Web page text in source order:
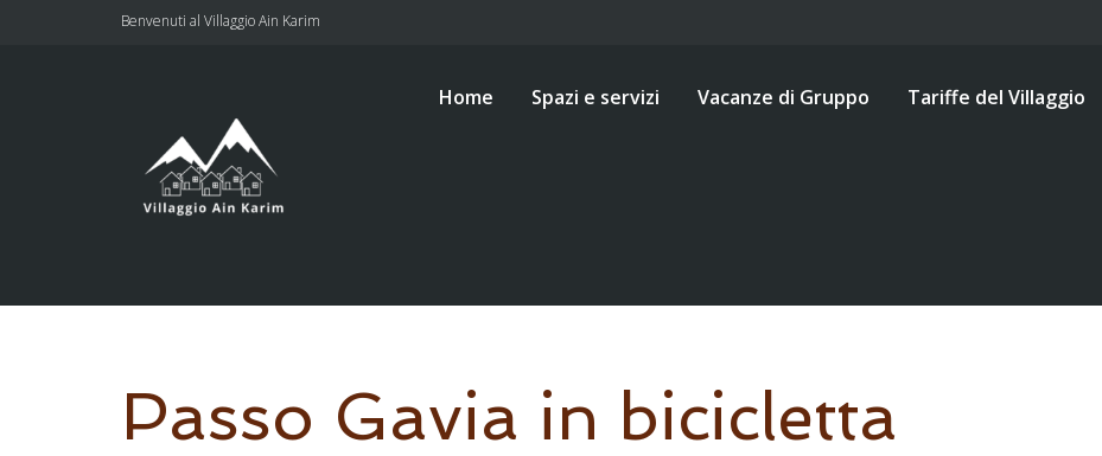
Benvenuti al Villaggio Ain Karim
Home Spazi e servizi Vacanze di Gruppo Tariffe del Villaggio
Passo Gavia in bicicletta